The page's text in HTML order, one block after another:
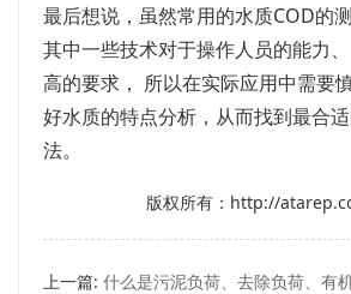
最后想说，虽然常用的水质COD的
其中一些技术对于操作人员的能力
高的要求， 所以在实际应用中需要
好水质的特点分析，从而找到最合
法。
版权所有：http://
上一篇: 什么是污泥负荷、去除负荷、有